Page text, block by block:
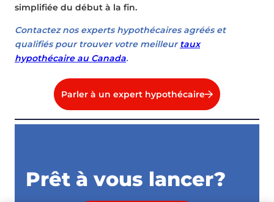
simplifiée du début à la fin.
Contactez nos experts hypothécaires agréés et
qualifiés pour trouver votre meilleurtaux
hypothécaire au Canada.
Parler à un expert hypothécaire
Prêt à vous lancer?